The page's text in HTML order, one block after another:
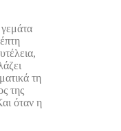
τη
της
όταν η